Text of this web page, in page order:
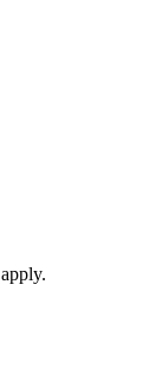
apply.